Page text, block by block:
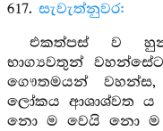
617. සැවැත්නුවර:
එකත්පස් ව
භාග්‍යවතුන්
ගෞතමයන්
ලෝකය ආශාශ්වත ය
නො ම වෙයි නො ම